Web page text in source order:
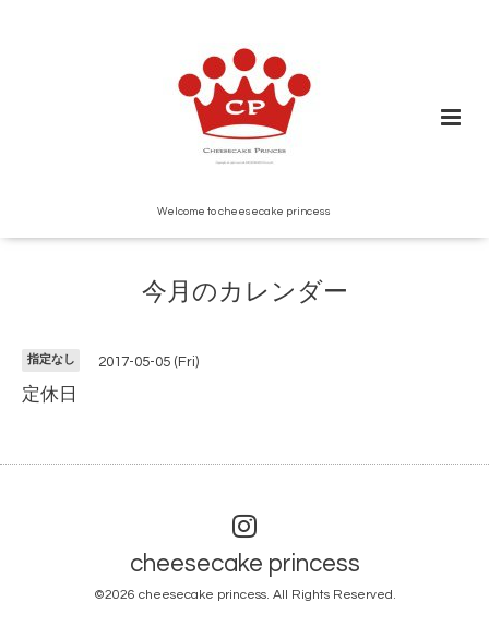
Welcome to cheesecake princess
今月のカレンダー
指定なし 2017-05-05 (Fri)
定休日
cheesecake princess
©2026 cheesecake princess. All Rights Reserved.